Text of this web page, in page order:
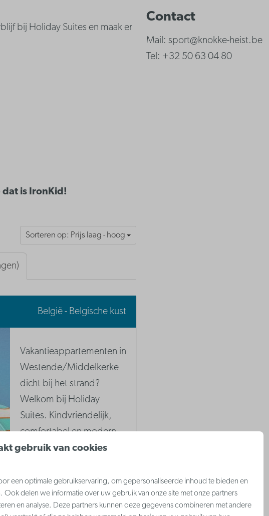
bij Holiday Suites en maak er
is IronKid!
Sorteren op: Prijs laag - hoog
België - Belgische kust
Vakantieappartementen in
Westende/Middelkerke
dicht bij het strand?
Welkom bij Holiday
Suites. Kindvriendelijk,
comfortabel en modern.
Bekijk beschikbaarheid.
Parking | Betalend
Fietsenstalling
Contact
Mail: sport@knokke-heist.be
Tel: +32 50 63 04 80
gebruik van cookies
een optimale gebruikservaring, om gepersonaliseerde inhoud te bieden en
Ook delen we informatie over uw gebruik van onze site met onze partners
en analyse. Deze partners kunnen deze gegevens combineren met andere